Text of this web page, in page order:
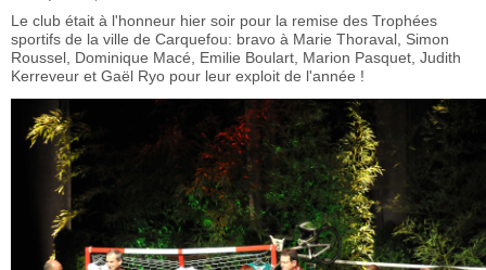
Le club était à l'honneur hier soir pour la remise des Trophées
sportifs de la ville de Carquefou: bravo à Marie Thoraval, Simon
Roussel, Dominique Macé, Emilie Boulart, Marion Pasquet, Judith
Kerreveur et Gaël Ryo pour leur exploit de l'année !